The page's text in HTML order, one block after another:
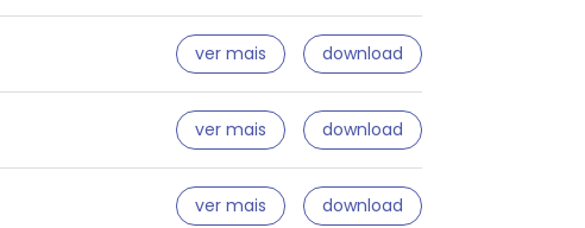
ver mais download
ver mais download
ver mais download